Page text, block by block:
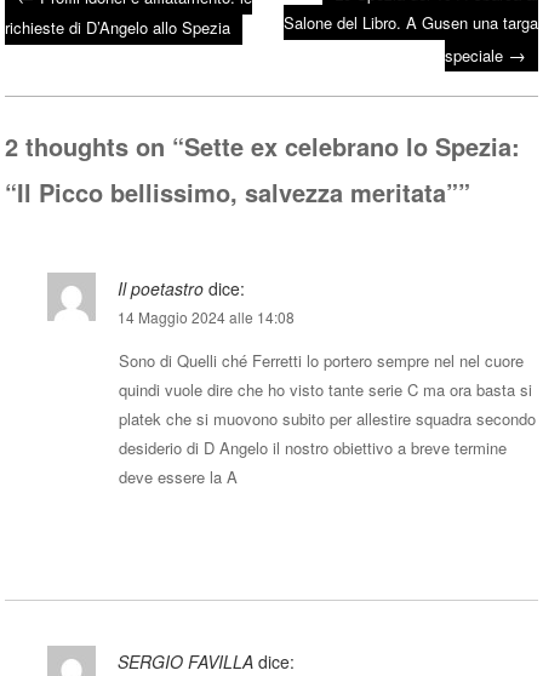
bo
ok
tte
r
ts
A
pp
Post navigation
richieste di D’Angelo allo Spezia
Salone del Libro. A Gusen una targa
speciale →
2 thoughts on “Sette ex celebrano lo Spezia:
“Il Picco bellissimo, salvezza meritata””
Il poetastro dice:
14 Maggio 2024 alle 14:08
Sono di Quelli ché Ferretti lo portero sempre nel nel cuore
quindi vuole dire che ho visto tante serie C ma ora basta si
platek che si muovono subito per allestire squadra secondo
desiderio di D Angelo il nostro obiettivo a breve termine
deve essere la A
SERGIO FAVILLA dice: